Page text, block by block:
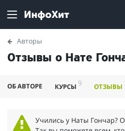
Авторы
Отзывы о Нате
ОБ АВТОРЕ КУРСЫ 9 ОТЗЫВЫ
Учились у Наты Гончар?